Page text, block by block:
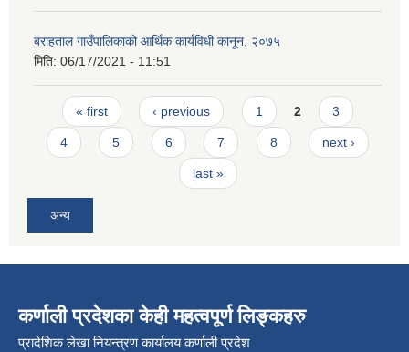
बराहताल गाउँपालिकाको आर्थिक कार्यविधी कानून, २०७५
मिति: 06/17/2021 - 11:51
Pages
« first ‹ previous 1 2 3
4 5 6 7 8 next ›
last »
अन्य
कर्णाली प्रदेशका केही महत्वपूर्ण लिङ्कहरु
प्रादेशिक लेखा नियन्त्रण कार्यालय कर्णाली प्रदेश